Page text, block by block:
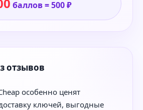
баллов = 500 ₽
отзывов
особенно ценят
ключей, выгодные